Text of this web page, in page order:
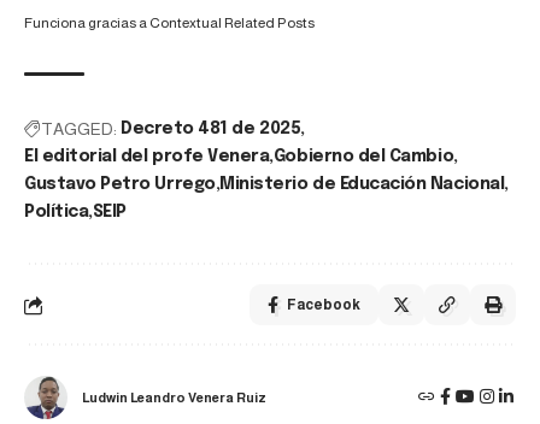
Funciona gracias a Contextual Related Posts
TAGGED: Decreto 481 de 2025
El editorial del profe Venera Gobierno del Cambio
Gustavo Petro Urrego Ministerio de Educación Nacional
Política SEIP
Facebook
Ludwin Leandro Venera Ruiz